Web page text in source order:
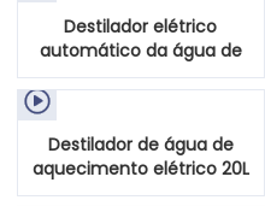
Destilador elétrico
automático da água de
5L 10L

Destilador de água de
aquecimento elétrico 20L
automaticamente